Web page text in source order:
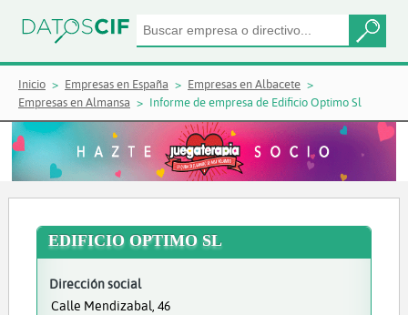
Inicio Empresas en España
Empresas en Albacete
Empresas en Almansa
Informe de empresa de Edificio Optimo Sl
EDIFICIO OPTIMO SL
Dirección social
Calle Mendizabal, 46